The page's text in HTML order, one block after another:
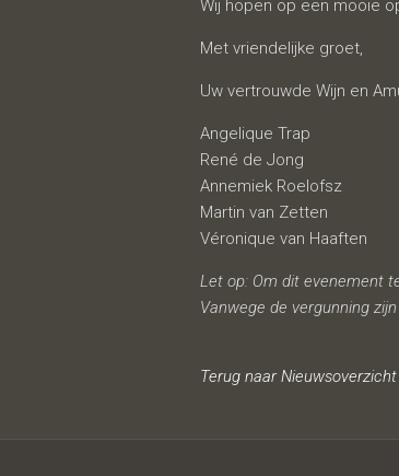
Wij hopen op een mooie
Met vriendelijke groet,
Uw vertrouwde Wijn en
Angelique Trap
René de Jong
Annemiek Roelofsz
Martin van Zetten
Véronique van Haaften
Let op: Om dit evenement
Vanwege de vergunning
Terug naar Nieuwsoverzicht